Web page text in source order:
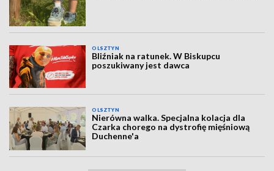
OLSZTYN
Bliźniak na ratunek. W Biskupcu
poszukiwany jest dawca
OLSZTYN
Nierówna walka. Specjalna kolacja dla
Czarka chorego na dystrofię mięśniową
Duchenne'a